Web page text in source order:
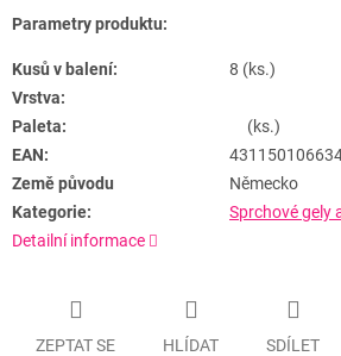
Parametry produktu:
Kusů v balení:
8 (ks.)
Vrstva:
Paleta:
(ks.)
EAN:
Země původu
Německo
Kategorie:
Sprchové gely
Detailní informace
ZEPTAT SE HLÍDAT SDÍLET